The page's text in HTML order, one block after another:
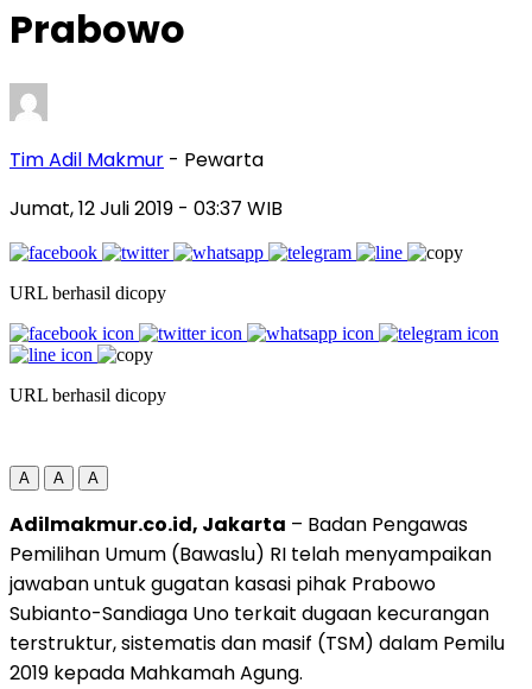
Prabowo
Tim Adil Makmur - Pewarta
Jumat, 12 Juli 2019 - 03:37 WIB
URL berhasil dicopy
URL berhasil dicopy
A A A
Adilmakmur.co.id, Jakarta – Badan Pengawas
Pemilihan Umum (Bawaslu) RI telah menyampaikan
jawaban untuk gugatan kasasi pihak Prabowo
Subianto-Sandiaga Uno terkait dugaan kecurangan
terstruktur, sistematis dan masif (TSM) dalam Pemilu
2019 kepada Mahkamah Agung.